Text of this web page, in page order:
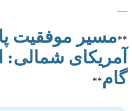
—
**مسیر موفقیت
آمریکای شمالی:
گام**